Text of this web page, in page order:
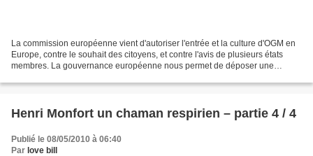
La commission européenne vient d'autoriser l'entrée et la culture d'OGM en
Europe, contre le souhait des citoyens, et contre l'avis de plusieurs états
membres. La gouvernance européenne nous permet de déposer une
Henri Monfort un chaman respirien – partie 4 / 4
Publié le 08/05/2010 à 06:40
Par love bill